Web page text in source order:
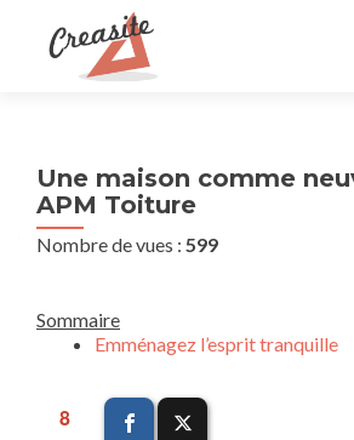
Une maison comme
APM Toiture
Nombre de vues : 599
Sommaire
Emménagez l’esprit tranquille
8